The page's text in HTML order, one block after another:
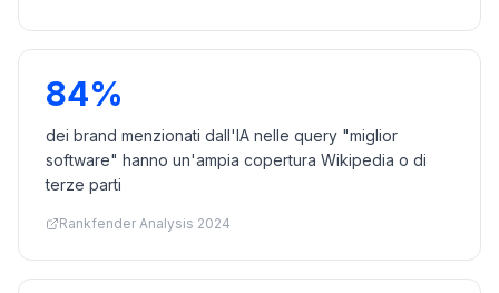
84%
dei brand menzionati dall'IA nelle query "miglior
software" hanno un'ampia copertura Wikipedia o di
terze parti
Rankfender Analysis 2024